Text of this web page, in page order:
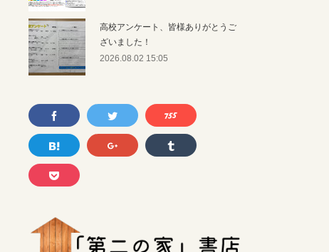
高校アンケート、皆様ありがとうご
ざいました！
2026.08.02 15:05